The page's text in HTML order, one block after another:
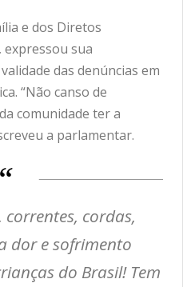
e dos Diretos
expressou sua
das denúncias em
“Não canso de
comunidade ter a
a parlamentar.
cordas,
dor e sofrimento
do Brasil! Tem